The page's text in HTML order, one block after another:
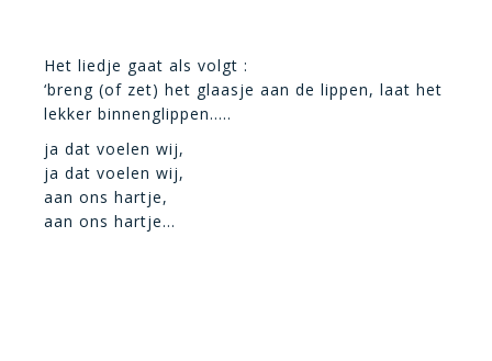
Het liedje gaat als volgt :
‘breng (of zet) het glaasje aan de lippen, laat het
lekker binnenglippen…..
ja dat voelen wij,
ja dat voelen wij,
aan ons hartje,
aan ons hartje…